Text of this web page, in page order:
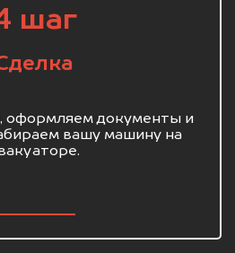
шаг
оформляем документы и
вашу машину на